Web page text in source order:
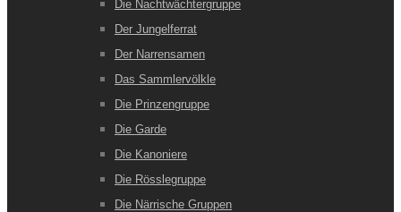
Die Nachtwächtergruppe
Der Jungelferrat
Der Narrensamen
Das Sammlervölkle
Die Prinzengruppe
Die Garde
Die Kanoniere
Die Rösslegruppe
Die Närrische Gruppen